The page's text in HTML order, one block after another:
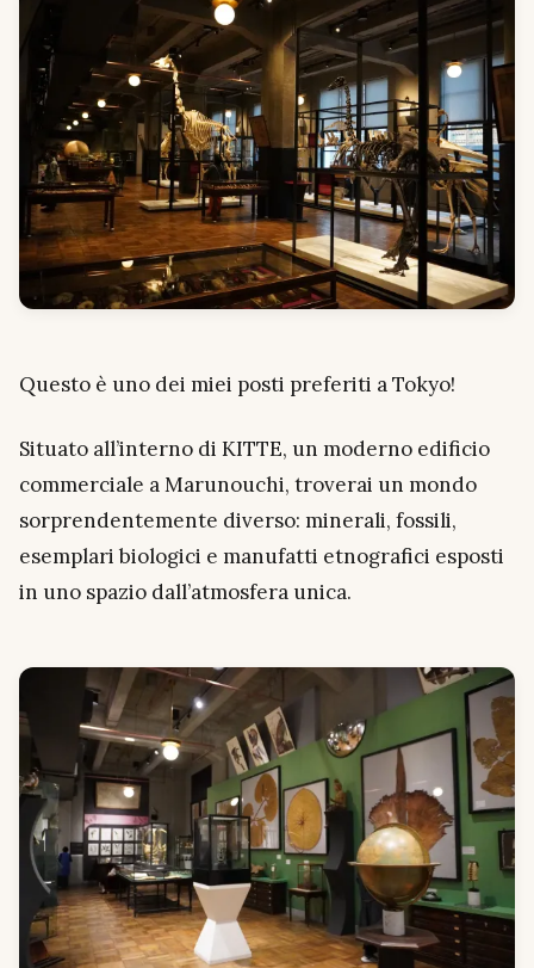
Questo è uno dei miei posti preferiti a Tokyo!
Situato all’interno di KITTE, un moderno edificio
commerciale a Marunouchi, troverai un mondo
sorprendentemente diverso: minerali, fossili,
esemplari biologici e manufatti etnografici esposti
in uno spazio dall’atmosfera unica.